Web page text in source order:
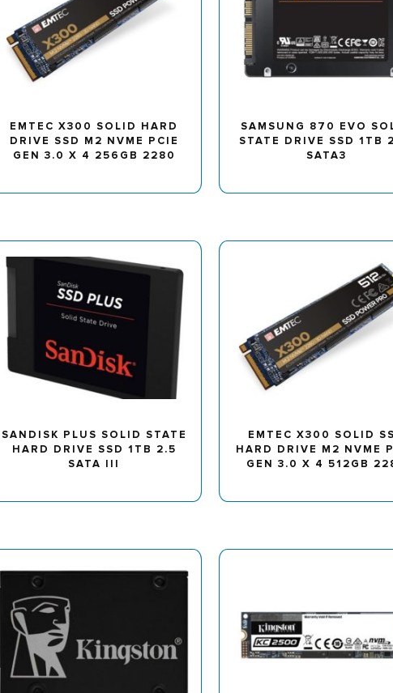
EMTEC X300 SOLID HARD
DRIVE SSD M2 NVME PCIE
GEN 3.0 X 4 256GB 2280
SAMSUNG 870 EVO
STATE DRIVE SSD 1TB
SATA3
SANDISK PLUS SOLID STATE
HARD DRIVE SSD 1TB 2.5
SATA III
EMTEC X300 SOLID
HARD DRIVE M2 NVME
GEN 3.0 X 4 512GB